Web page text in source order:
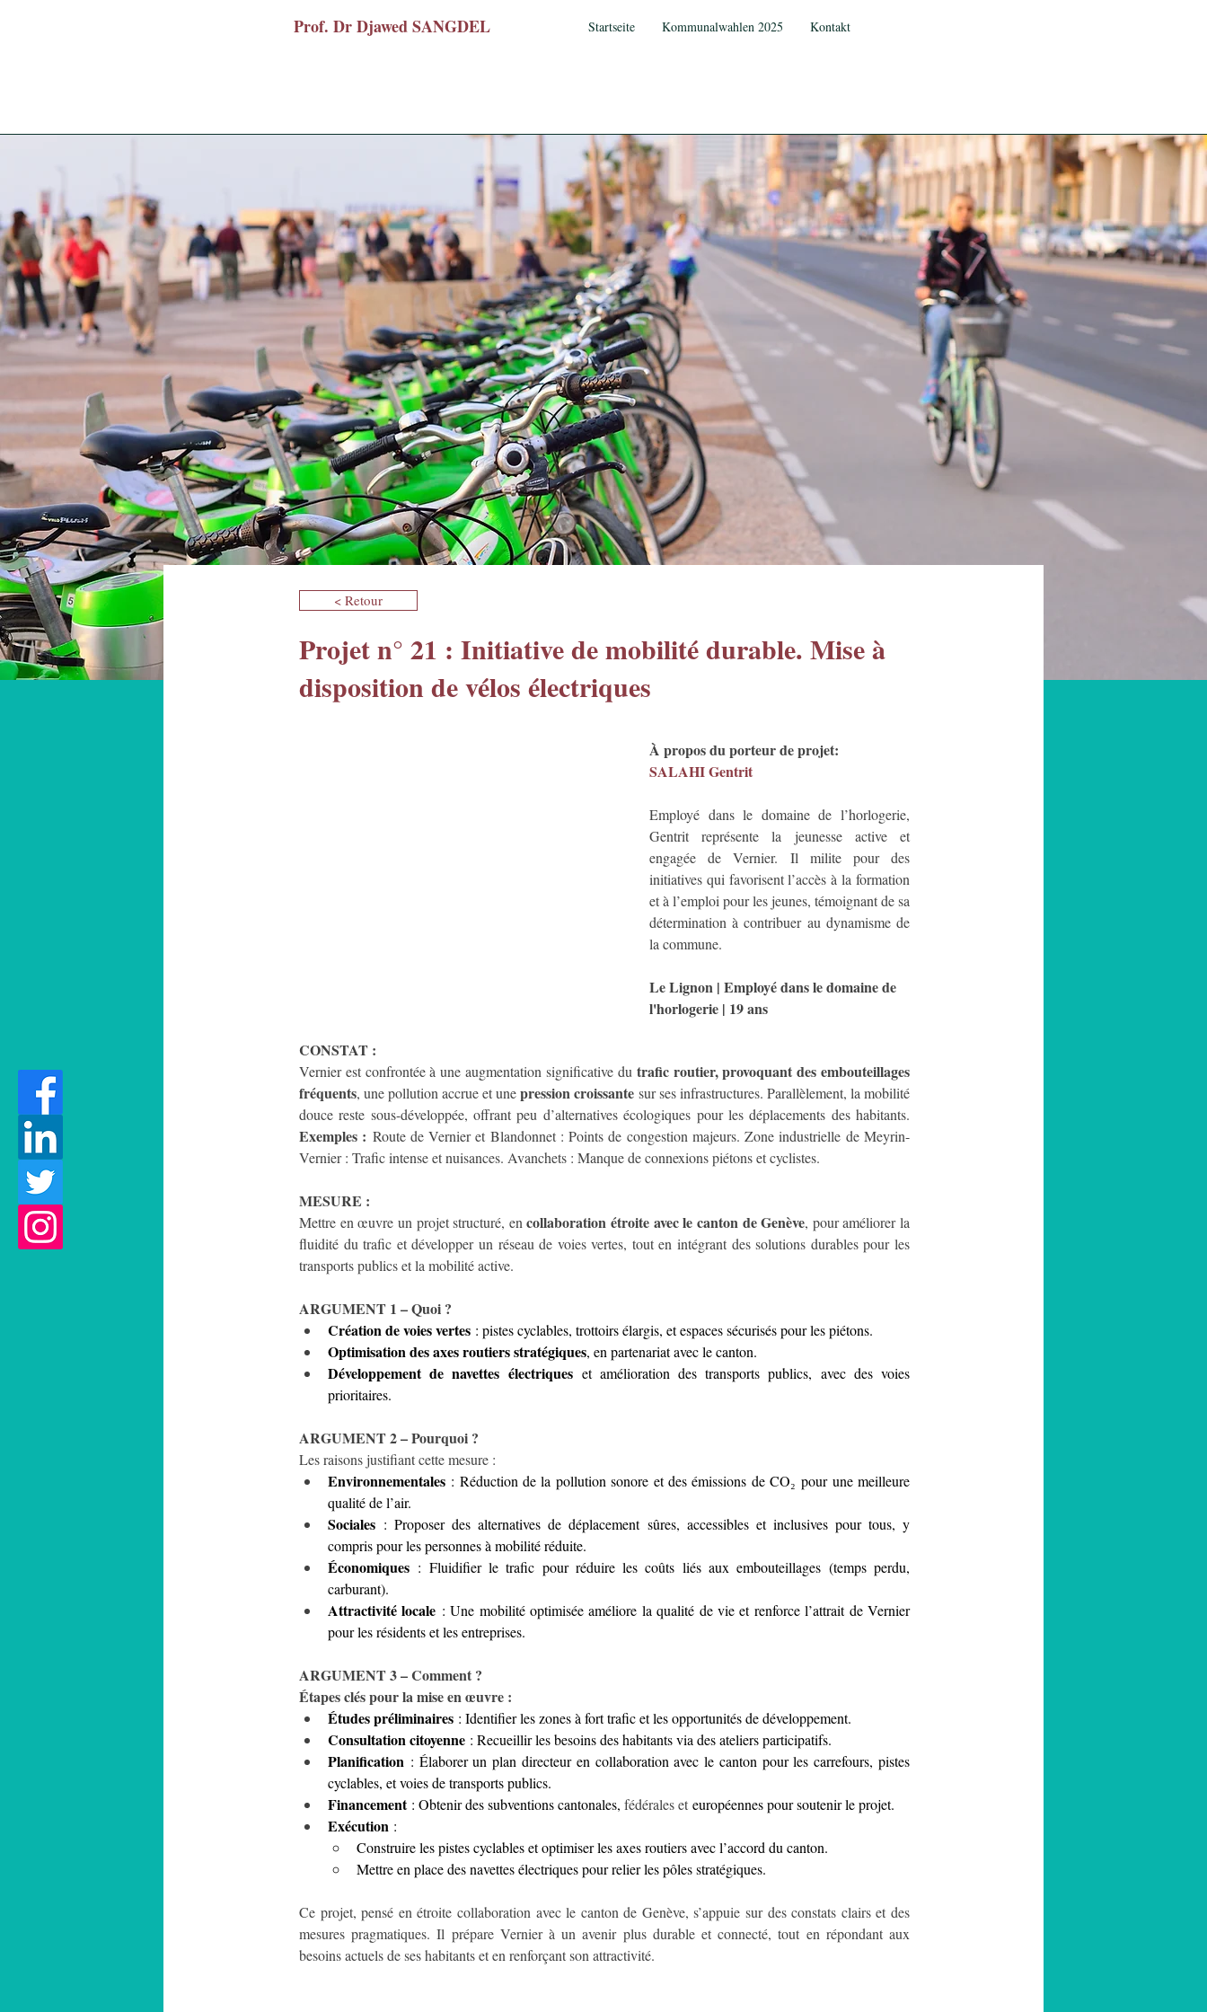
Prof. Dr Djawed SANGDEL Startseite Kommunalwahlen 2025 Kontakt
< Retour
Projet n° 21 : Initiative de mobilité durable. Mise à
disposition de vélos électriques
À propos du porteur de projet:
SALAHI Gentrit
Employé dans le domaine de l’horlogerie,
Gentrit représente la jeunesse active et
engagée de Vernier. Il milite pour des
initiatives qui favorisent l’accès à la formation
et à l’emploi pour les jeunes, témoignant de sa
détermination à contribuer au dynamisme de
la commune.
Le Lignon | Employé dans le domaine de
l'horlogerie | 19 ans
CONSTAT :
Vernier est confrontée à une augmentation significative du trafic routier, provoquant des embouteillages
fréquents, une pollution accrue et une pression croissante sur ses infrastructures. Parallèlement, la mobilité
Exemples : Route de Vernier et Blandonnet : Points de congestion majeurs. Zone industrielle de Meyrin-
Vernier : Trafic intense et nuisances. Avanchets : Manque de connexions piétons et cyclistes.
MESURE :
Mettre en œuvre un projet structuré, en collaboration étroite avec le canton de Genève, pour améliorer la
fluidité du trafic et développer un réseau de voies vertes, tout en intégrant des solutions durables pour les
transports publics et la mobilité active.
ARGUMENT 1 – Quoi ?
Création de voies vertes : pistes cyclables, trottoirs élargis, et espaces sécurisés pour les piétons.
Optimisation des axes routiers stratégiques, en partenariat avec le canton.
Développement de navettes électriques et amélioration des transports publics, avec des voies
prioritaires.
ARGUMENT 2 – Pourquoi ?
Les raisons justifiant cette mesure :
Environnementales : Réduction de la pollution sonore et des émissions de CO₂ pour une meilleure
qualité de l’air.
Sociales : Proposer des alternatives de déplacement sûres, accessibles et inclusives pour tous, y
compris pour les personnes à mobilité réduite.
Économiques : Fluidifier le trafic pour réduire les coûts liés aux embouteillages (temps perdu,
carburant).
Attractivité locale : Une mobilité optimisée améliore la qualité de vie et renforce l’attrait de Vernier
pour les résidents et les entreprises.
ARGUMENT 3 – Comment ?
Étapes clés pour la mise en œuvre :
Études préliminaires : Identifier les zones à fort trafic et les opportunités de développement.
Consultation citoyenne : Recueillir les besoins des habitants via des ateliers participatifs.
Planification : Élaborer un plan directeur en collaboration avec le canton pour les carrefours, pistes
cyclables, et voies de transports publics.
Financement : Obtenir des subventions cantonales, fédérales et européennes pour soutenir le projet.
Exécution :
Construire les pistes cyclables et optimiser les axes routiers avec l’accord du canton.
Mettre en place des navettes électriques pour relier les pôles stratégiques.
Ce projet, pensé en étroite collaboration avec le canton de Genève, s’appuie sur des constats clairs et des
mesures pragmatiques. Il prépare Vernier à un avenir plus durable et connecté, tout en répondant aux
besoins actuels de ses habitants et en renforçant son attractivité.